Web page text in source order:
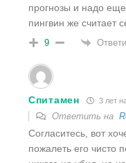
прогнозы и надо
пингвин же считает
9
Спитамен 3 лет
Ответить на
Согласитесь, вот
пожалеть его чисто